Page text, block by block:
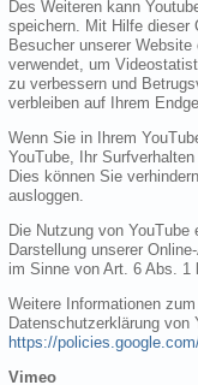
Des Weiteren kann
speichern. Mit Hilfe dieser
Besucher unserer
verwendet, um
zu verbessern und
verbleiben auf Ihrem
Wenn Sie in Ihrem
YouTube, Ihr
Dies können Sie
ausloggen.
Die Nutzung von
Darstellung unserer
im Sinne von Art. 6 Abs. 1
Weitere Informationen
Datenschutzerklärung von
https://
Vimeo